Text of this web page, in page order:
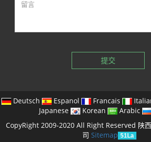
提交
Deutsch Espanol Francais
Japanese
Korean Arabic
CopyRight 2009-2020 All Right Reserved 陕
司 Sitemap 51La